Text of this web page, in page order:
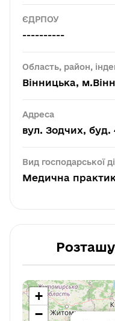
ЄДРПОУ
----------
Область, район,
Вінницька,
Адреса
вул. Зодчих, буд.
Вид господарської
Медична
+
−